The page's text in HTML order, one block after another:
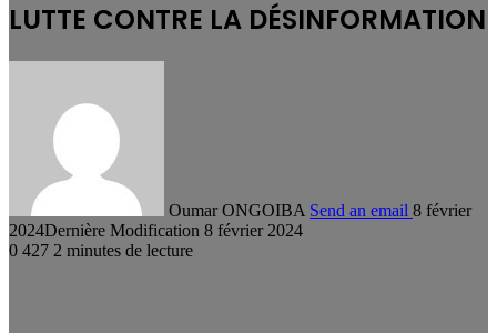
LUTTE CONTRE LA DÉSINFORMATION
Oumar ONGOIBA Send an email 8 février
2024Dernière Modification 8 février 2024
0 427 2 minutes de lecture